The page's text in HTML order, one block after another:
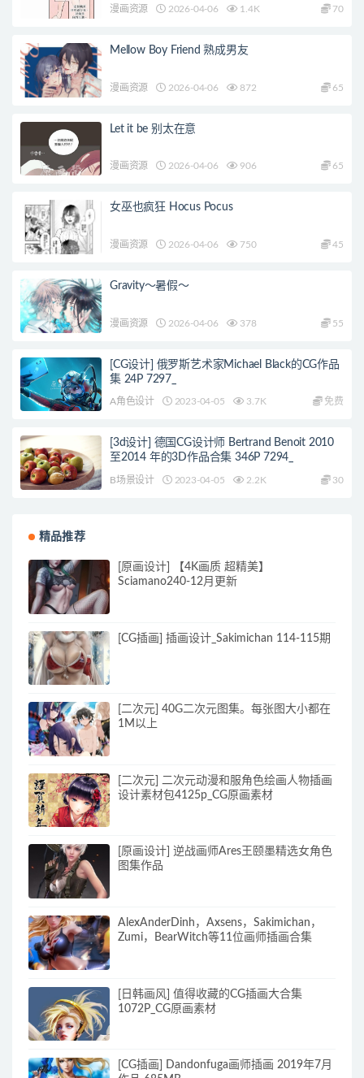
漫画资源 2026-04-06 1.4K 70
Mellow Boy Friend 熟成男友
漫画资源 2026-04-06 872 65
Let it be 别太在意
漫画资源 2026-04-06 906 65
女巫也疯狂 Hocus Pocus
漫画资源 2026-04-06 750 45
Gravity～暑假～
漫画资源 2026-04-06 378 55
[CG设计] 俄罗斯艺术家Michael Black的CG作品
集 24P 7297_
A角色设计 2023-04-05 3.7K 免费
[3d设计] 德国CG设计师 Bertrand Benoit 2010
至2014 年的3D作品合集 346P 7294_
B场景设计 2023-04-05 2.2K 30
精品推荐
[原画设计] 【4K画质 超精美】
Sciamano240-12月更新
[CG插画] 插画设计_Sakimichan 114-115期
[二次元] 40G二次元图集。每张图大小都在
1M以上
[二次元] 二次元动漫和服角色绘画人物插画
设计素材包4125p_CG原画素材
[原画设计] 逆战画师Ares王颐墨精选女角色
图集作品
AlexAnderDinh，Axsens，Sakimichan，
Zumi，BearWitch等11位画师插画合集
[日韩画风] 值得收藏的CG插画大合集
1072P_CG原画素材
[CG插画] Dandonfuga画师插画 2019年7月